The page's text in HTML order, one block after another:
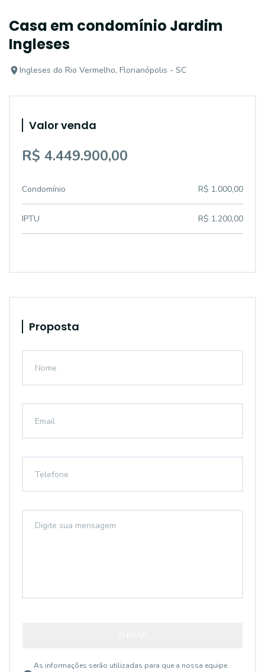
Casa em condomínio Jardim
Ingleses
Ingleses do Rio Vermelho, Florianópolis - SC
Valor venda
R$ 4.449.900,00
Condomínio R$ 1.000,00
IPTU R$ 1.200,00
Proposta
As informações serão utilizadas para que a nossa equipe